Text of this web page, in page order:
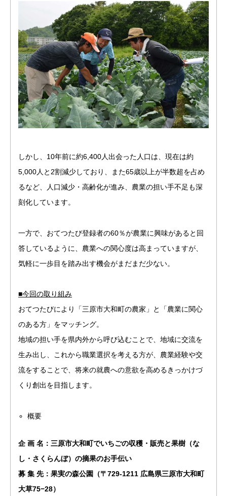
しかし、10年前に約6,400人出会った人口は、現在は約
5,000人と2割減少しており、また65歳以上が半数超を占め
るなど、人口減少・高齢化が進み、農業の担い手不足も深
刻化しています。
一方で、おてつたび登録者の60％が農業に興味があると回
答しているように、農業への関心度は高まっていますが、
気軽に一歩目を踏み出す機会がまだまだ少ない。
■今回の取り組み
おてつたびにより「三原市大和町の農家」と「農業に関心
のある方」をマッチング。
地域の担い手を県内外から呼び込むことで、地域に交流を
生み出し、これから職業選択を考える方が、農業経験や交
流をすることで、将来の就農への意欲を高めるきっかけづ
くり創出を目指します。
概要
企 画 名：三原市大和町でいちごの収穫・販売と果樹（な
し・さくらんぼ）の摘果のお手伝い
募 集 先：果実の森公園（〒729-1211 広島県三原市大和町
大草75−28）